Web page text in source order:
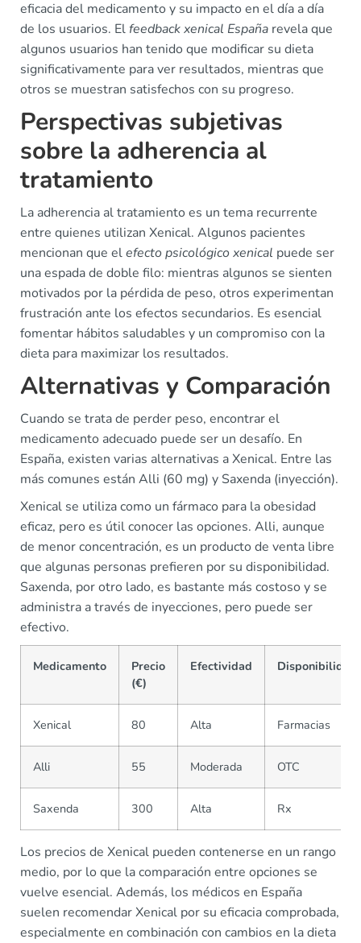
eficacia del medicamento y su impacto en el día a día
de los usuarios. Elfeedback xenical España revela que
algunos usuarios han tenido que modificar su dieta
significativamente para ver resultados, mientras que
otros se muestran satisfechos con su progreso.
Perspectivas subjetivas
sobre la adherencia al
tratamiento
La adherencia al tratamiento es un tema recurrente
entre quienes utilizan Xenical. Algunos pacientes
mencionan que elefecto psicológico xenical puede ser
una espada de doble filo: mientras algunos se sienten
motivados por la pérdida de peso, otros experimentan
frustración ante los efectos secundarios. Es esencial
fomentar hábitos saludables y un compromiso con la
dieta para maximizar los resultados.
Alternativas y Comparación
Cuando se trata de perder peso, encontrar el
medicamento adecuado puede ser un desafío. En
España, existen varias alternativas a Xenical. Entre las
más comunes están Alli (60 mg) y Saxenda (inyección).
Xenical se utiliza como un fármaco para la obesidad
eficaz, pero es útil conocer las opciones. Alli, aunque
de menor concentración, es un producto de venta libre
que algunas personas prefieren por su disponibilidad.
Saxenda, por otro lado, es bastante más costoso y se
administra a través de inyecciones, pero puede ser
efectivo.
Medicamento
Precio
(€)
Efectividad Disponibilidad
Xenical 80 Alta Farmacias
Alli 55 Moderada OTC
Saxenda 300 Alta Rx
Los precios de Xenical pueden contenerse en un rango
medio, por lo que la comparación entre opciones se
vuelve esencial. Además, los médicos en España
suelen recomendar Xenical por su eficacia comprobada,
especialmente en combinación con cambios en la dieta